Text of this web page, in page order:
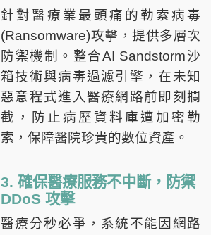
針對醫療業最頭痛的勒索病毒
(Ransomware)攻擊，提供多層次
防禦機制。整合AI Sandstorm沙
箱技術與病毒過濾引擎，在未知
惡意程式進入醫療網路前即刻攔
截，防止病歷資料庫遭加密勒
索，保障醫院珍貴的數位資產。
3. 確保醫療服務不中斷，防禦
DDoS 攻擊
醫療分秒必爭，系統不能因網路